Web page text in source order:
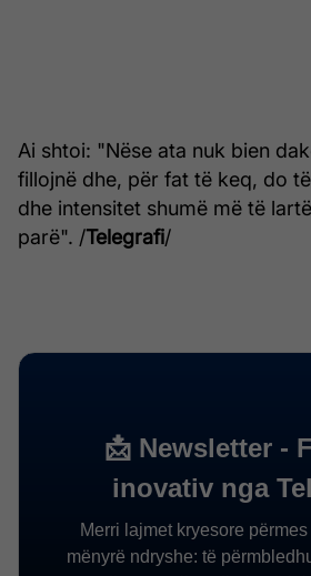
Ai shtoi: "Nëse ata nuk bien
fillojnë dhe, për fat të keq, do
dhe intensitet shumë më të
parë". /Telegrafi/